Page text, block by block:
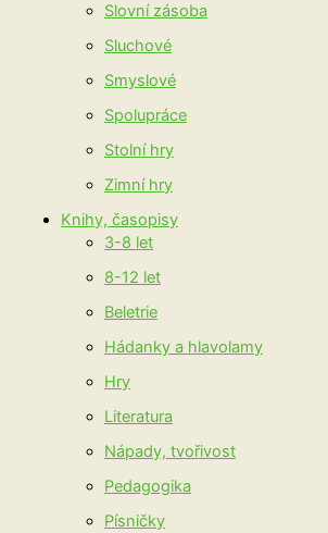
Slovní zásoba
Sluchové
Smyslové
Spolupráce
Stolní hry
Zimní hry
Knihy, časopisy
3-8 let
8-12 let
Beletrie
Hádanky a hlavolamy
Hry
Literatura
Nápady, tvořivost
Pedagogika
Písničky